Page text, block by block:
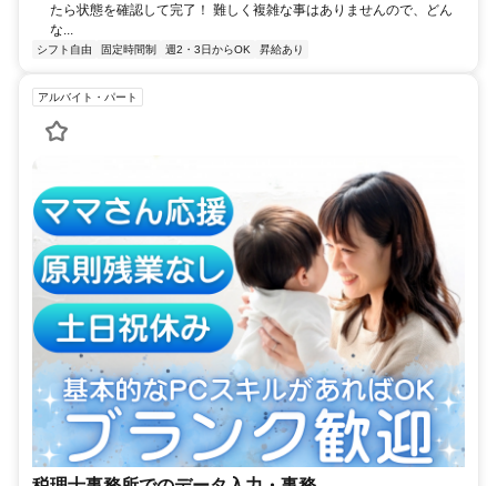
たら状態を確認して完了！ 難しく複雑な事はありませんので、どん
な...
シフト自由 固定時間制 週2・3日からOK 昇給あり
アルバイト・パート